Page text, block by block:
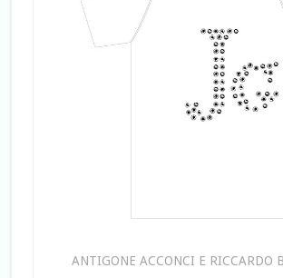
ANTIGONE ACCONCI E RICCARDO